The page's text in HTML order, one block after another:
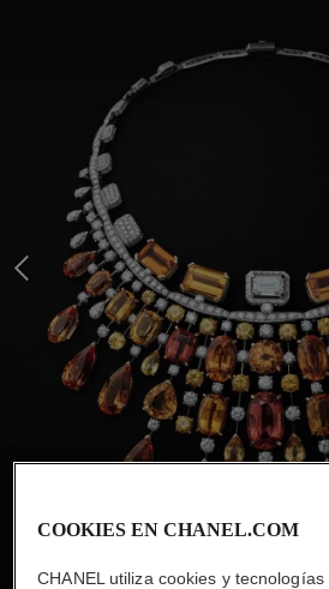
Último producto - Presentación 2
COOKIES EN CHANEL.COM
CHANEL utiliza cookies y